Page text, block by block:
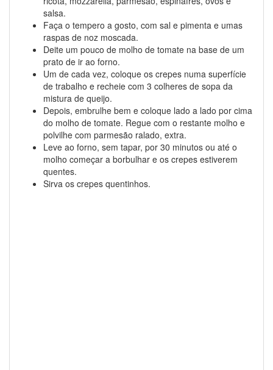
salsa.
Faça o tempero a gosto, com sal e pimenta e umas
raspas de noz moscada.
Deite um pouco de molho de tomate na base de um
prato de ir ao forno.
Um de cada vez, coloque os crepes numa superfície
de trabalho e recheie com 3 colheres de sopa da
mistura de queijo.
Depois, embrulhe bem e coloque lado a lado por cima
do molho de tomate. Regue com o restante molho e
polvilhe com parmesão ralado, extra.
Leve ao forno, sem tapar, por 30 minutos ou até o
molho começar a borbulhar e os crepes estiverem
quentes.
Sirva os crepes quentinhos.